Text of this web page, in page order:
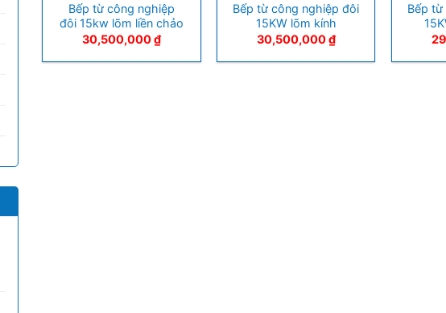
Bếp từ công nghiệp
đôi 15kw lõm liền chảo
30,500,000₫
Bếp từ công nghiệp đôi
15KW lõm kính
30,500,000₫
Bếp